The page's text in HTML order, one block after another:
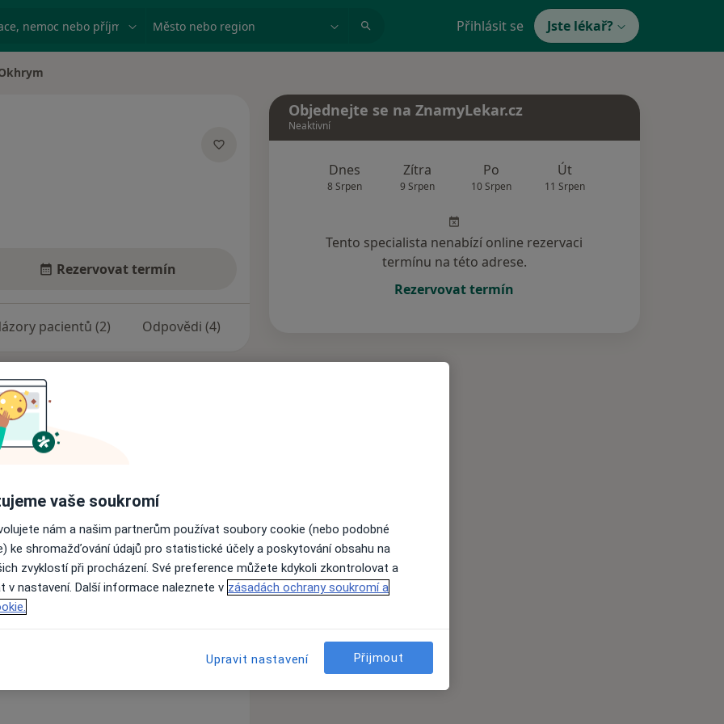
nemoc nebo příjmení Město nebo region Přihlásit se Jste lékař?
Rezervovat termín
pacientů (2) Odpovědi (4)
na estetickou
na Ukrajině v roce 2014.
zubní asistentka ve špičkové
zkoušek na Vysočině pod
systémem zdravotnictví.
například rekonstrukcí zubů
fazet.
aprobačních zkoušek.
perfektní a dlouhodobý výsledek.
dřeně
Objednejte se na ZnamyLekar.cz
Neaktivní
Dnes
8 Srpen
Zítra
9 Srpen
Po
10 Srpen
Út
11 Srpen
Tento specialista nenabízí online rezervaci
termínu na této adrese.
Rezervovat termín
vaše soukromí
nám a našim partnerům používat soubory cookie (nebo podobné
ke shromažďování údajů pro statistické účely a poskytování obsahu na
zvyklostí při procházení. Své preference můžete kdykoli zkontrolovat a
v nastavení. Další informace naleznete v zásadách ochrany soukromí a
Upravit nastavení Přijmout